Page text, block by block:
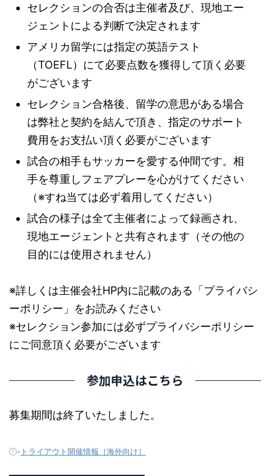
セレクションの合否は主催者及び、現地エー
ジェントによる判断で決定されます
アメリカ留学には指定の英語テスト
（TOEFL）にて必要点数を獲得して頂く必要
がございます
セレクション合格後、留学の意思がある場合
は弊社と契約を結んで頂き、指定のサポート
費用をお支払い頂く必要がございます
試合の相手もサッカーを愛する仲間です。相
手を尊重しフェアプレーを心がけてください
（※すね当ては必ず着用してください）
試合の様子は全て主催者によって録画され、
現地エージェントと共有されます（その他の
目的には使用されません）
※詳しくは主催会社HP内に記載のある「プライバシ
ーポリシー」をお読みください
※セレクション参加には必ずプライバシーポリシー
にご同意頂く必要がございます
参加申込はこちら
募集期間は終了いたしました。
- トライアウト開催情報［海外向け］